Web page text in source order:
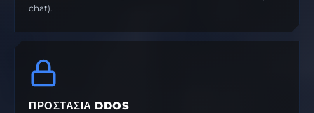
chat).
ΠΡΟΣΤΑΣΊΑ DDOS